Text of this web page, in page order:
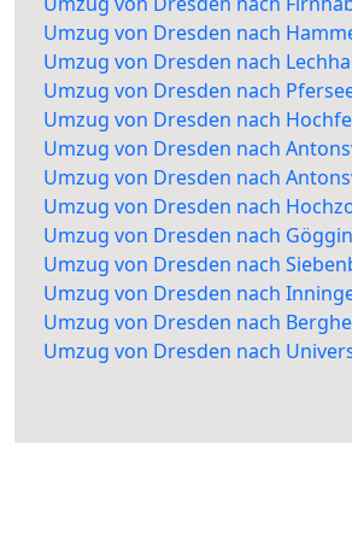
Umzug von Dresden nach
Umzug von Dresden nach
Umzug von Dresden nach
Umzug von Dresden nach
Umzug von Dresden nach
Umzug von Dresden nach
Umzug von Dresden nach
Umzug von Dresden nach
Umzug von Dresden nach
Umzug von Dresden nach
Umzug von Dresden nach
Umzug von Dresden nach